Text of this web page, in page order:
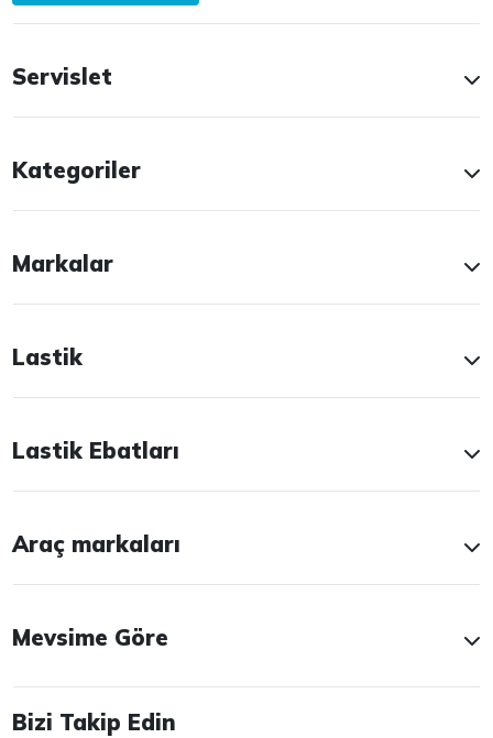
Servislet
Kategoriler
Markalar
Lastik
Lastik Ebatları
Araç markaları
Mevsime Göre
Bizi Takip Edin